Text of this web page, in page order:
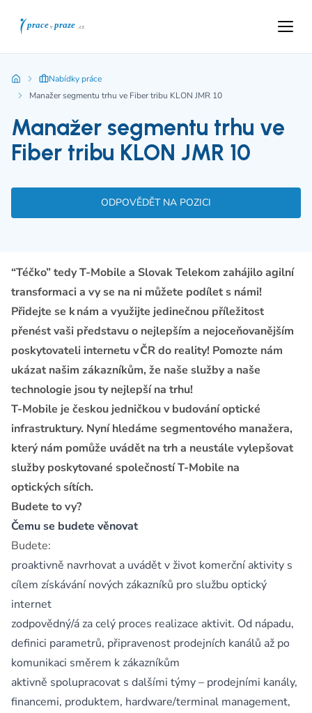
Nabídky práce
Manažer segmentu trhu ve Fiber tribu KLON JMR 10
Manažer segmentu trhu ve
Fiber tribu KLON JMR 10
ODPOVĚDĚT NA POZICI
“Téčko” tedy T-Mobile a Slovak Telekom zahájilo agilní
transformaci a vy se na ni můžete podílet s námi!
Přidejte se k nám a využijte jedinečnou příležitost
přenést vaši představu o nejlepším a nejoceňovanějším
poskytovateli internetu v ČR do reality! Pomozte nám
ukázat našim zákazníkům, že naše služby a naše
technologie jsou ty nejlepší na trhu!
T-Mobile je českou jedničkou v budování optické
infrastruktury. Nyní hledáme segmentového manažera,
který nám pomůže uvádět na trh a neustále vylepšovat
služby poskytované společností T-Mobile na
optických sítích.
Budete to vy?
Čemu se budete věnovat
Budete:
proaktivně navrhovat a uvádět v život komerční aktivity s
cílem získávání nových zákazníků pro službu optický
internet
zodpovědný/á za celý proces realizace aktivit. Od nápadu,
definici parametrů, připravenost prodejních kanálů až po
komunikaci směrem k zákazníkům
aktivně spolupracovat s dalšími týmy – prodejními kanály,
financemi, produktem, hardware/terminal management,